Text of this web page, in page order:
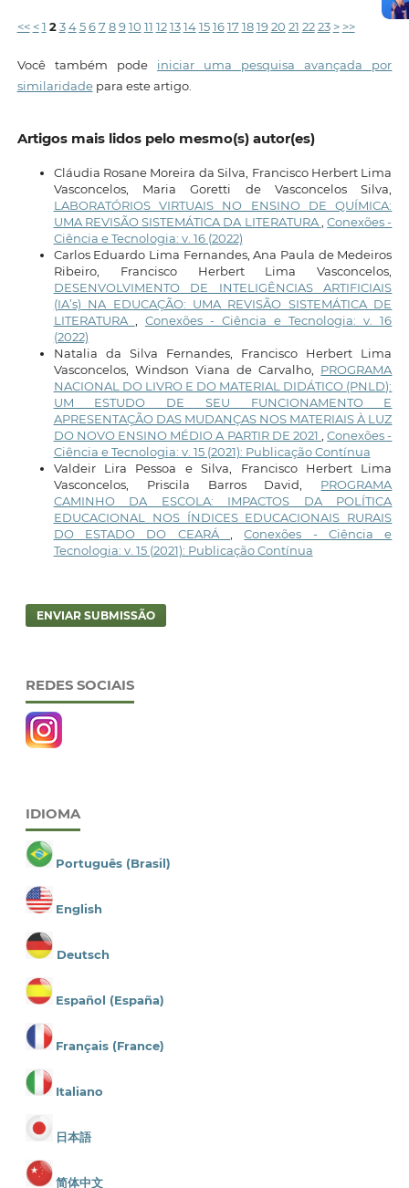
<< < 1 2 3 4 5 6 7 8 9 10 11 12 13 14 15 16 17 18 19 20 21 22 23 > >>
Você também pode iniciar uma pesquisa avançada por
similaridadepara este artigo.
Artigos mais lidos pelo mesmo(s) autor(es)
Cláudia Rosane Moreira da Silva, Francisco Herbert Lima
Vasconcelos, Maria Goretti de Vasconcelos Silva,
LABORATÓRIOS VIRTUAIS NO ENSINO DE QUÍMICA:
UMA REVISÃO SISTEMÁTICA DA LITERATURA ,Conexões -
Ciência e Tecnologia: v. 16 (2022)
Carlos Eduardo Lima Fernandes, Ana Paula de Medeiros
Ribeiro, Francisco Herbert Lima Vasconcelos,
DESENVOLVIMENTO DE INTELIGÊNCIAS ARTIFICIAIS
(IA’s) NA EDUCAÇÃO: UMA REVISÃO SISTEMÁTICA DE
LITERATURA
Conexões - Ciência e Tecnologia: v. 16
(2022)
Natalia da Silva Fernandes, Francisco Herbert Lima
Vasconcelos, Windson Viana de Carvalho, PROGRAMA
NACIONAL DO LIVRO E DO MATERIAL DIDÁTICO (PNLD):
UM ESTUDO DE SEU FUNCIONAMENTO E
APRESENTAÇÃO DAS MUDANÇAS NOS MATERIAIS À LUZ
DO NOVO ENSINO MÉDIO A PARTIR DE 2021
,Conexões -
Ciência e Tecnologia: v. 15 (2021): Publicação Contínua
Valdeir Lira Pessoa e Silva, Francisco Herbert Lima
Vasconcelos, Priscila Barros David, PROGRAMA
CAMINHO DA ESCOLA: IMPACTOS DA POLÍTICA
EDUCACIONAL NOS ÍNDICES EDUCACIONAIS RURAIS
DO ESTADO DO CEARÁ
,Conexões - Ciência e
Tecnologia: v. 15 (2021): Publicação Contínua
ENVIAR SUBMISSÃO
REDES SOCIAIS
IDIOMA
Português (Brasil)
English
Deutsch
Español (España)
Français (France)
Italiano
日本語
简体中文